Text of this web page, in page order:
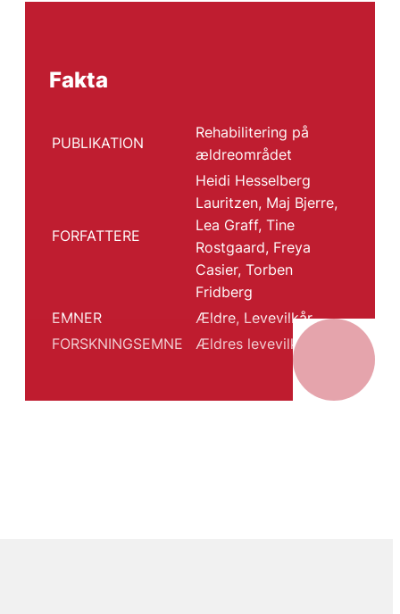
Fakta
PUBLIKATION
Rehabilitering på
ældreområdet
FORFATTERE
Heidi Hesselberg
Lauritzen, Maj Bjerre,
Lea Graff, Tine
Rostgaard, Freya
Casier, Torben
Fridberg
EMNER
Ældre, Levevilkår
FORSKNINGSEMNE
Ældres levevilkår